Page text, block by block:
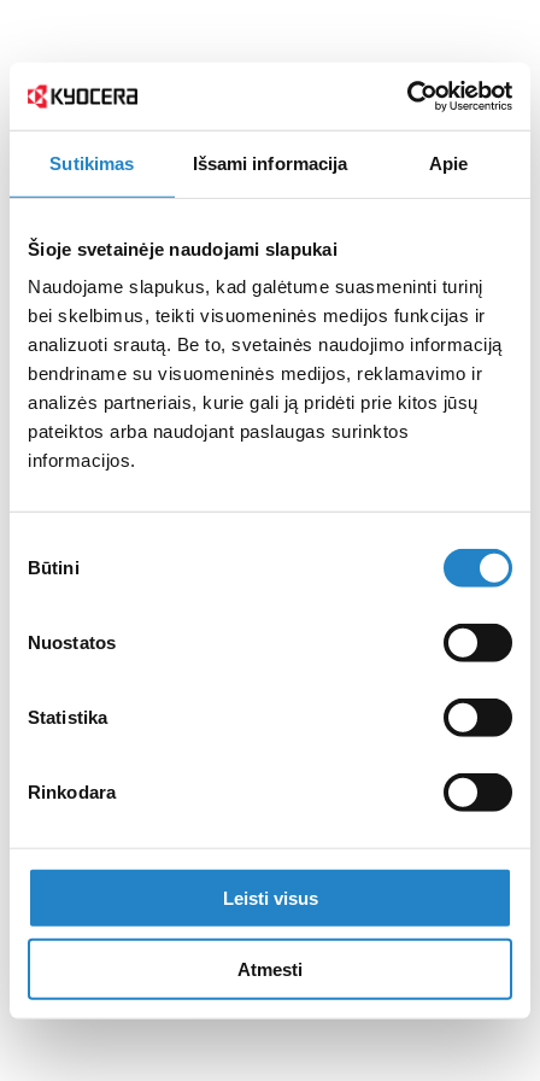
Sutikimas Išsami informacija Apie
Šioje svetainėje naudojami slapukai
Naudojame slapukus, kad galėtume suasmeninti turinį
bei skelbimus, teikti visuomeninės medijos funkcijas ir
analizuoti srautą. Be to, svetainės naudojimo informaciją
bendriname su visuomeninės medijos, reklamavimo ir
analizės partneriais, kurie gali ją pridėti prie kitos jūsų
pateiktos arba naudojant paslaugas surinktos
informacijos.
pasirinkimas
Būtini
Nuostatos
Statistika
Rinkodara
Leisti visus
Atmesti